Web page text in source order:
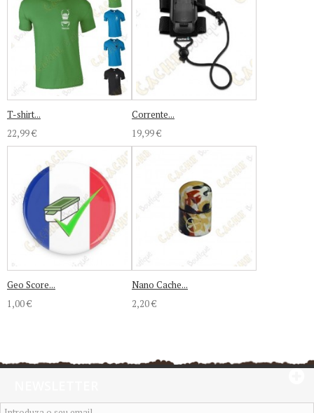
T-shirt...
22,99 €
Corrente...
19,99 €
Geo Score...
1,00 €
Nano Cache...
2,20 €